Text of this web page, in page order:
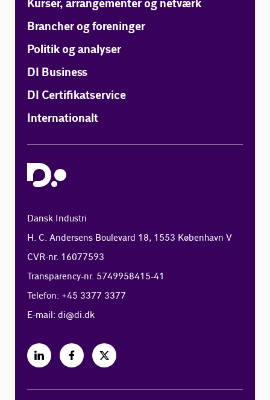
Kurser, arrangementer og netværk
Brancher og foreninger
Politik og analyser
DI Business
DI Certifikatservice
Internationalt
Dansk Industri
H. C. Andersens Boulevard 18, 1553 København V
CVR-nr. 16077593
Transparency-nr. 5749958415-41
Telefon: +45 3377 3377
E-mail:di@di.dk